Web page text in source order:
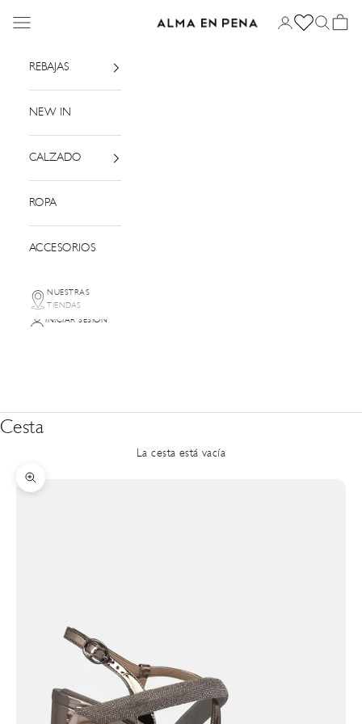
Alma en Pena
Menú Iniciar sesión
Buscar
Cesta
REBAJAS
NEW IN
CALZADO
ROPA
ACCESORIOS
NUESTRAS
TIENDAS
INICIAR SESIÓN
Cesta
La cesta está vacía
Zoom